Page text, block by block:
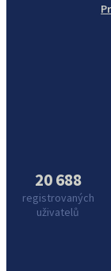
20 688
registrovaných
uživatelů